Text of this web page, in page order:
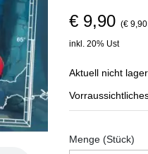
€ 9,90 (€
inkl. 20% Ust
Aktuell nicht
Menge (Stück)